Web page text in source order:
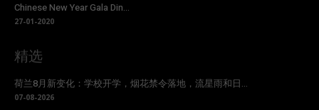
Chinese New Year Gala Din...
27-01-2020
精选
荷兰8月新变化：学校开学，烟花禁令落地，流星雨和日...
07-08-2026